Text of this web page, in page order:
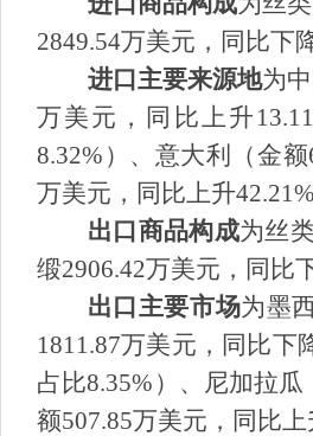
2849.54万美元，同比下
进口主要来源地为
万美元，同比上升
8.32% ）、意大利（金额
万美元，同比上升42.21%
出口商品构成为丝
缎2906.42万美元，同比
出口主要市场为墨
1811.87万美元，同比下
占比8.35% ）、尼加拉瓜
额507.85万美元，同比上